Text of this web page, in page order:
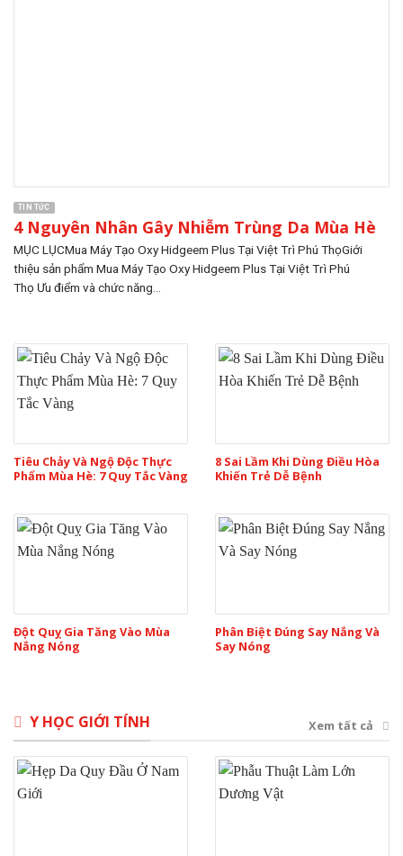
TIN TỨC
4 Nguyên Nhân Gây Nhiễm Trùng Da Mùa Hè
MỤC LỤCMua Máy Tạo Oxy Hidgeem Plus Tại Việt Trì Phú ThọGiới
thiệu sản phẩm Mua Máy Tạo Oxy Hidgeem Plus Tại Việt Trì Phú
Thọ Ưu điểm và chức năng...
Tiêu Chảy Và Ngộ Độc Thực
Phẩm Mùa Hè: 7 Quy Tắc Vàng
8 Sai Lầm Khi Dùng Điều Hòa
Khiến Trẻ Dễ Bệnh
Đột Quỵ Gia Tăng Vào Mùa
Nắng Nóng
Phân Biệt Đúng Say Nắng Và
Say Nóng
Y HỌC GIỚI TÍNH Xem tất cả